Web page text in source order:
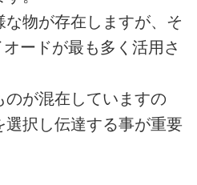
物が存在しますが、そ
ードが最も多く活用さ
が混在していますの
選択し伝達する事が重要